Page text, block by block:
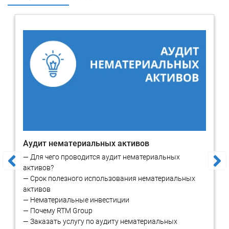
Мы предлагаем следующие услуги:
программным обеспечением и технологиями;
Оценка прав на использование программного
обеспечения и технологий;
Оценка интеллектуальной собственности, связанной с
защитой компьютерных программ;
Оценка технологий, используемых в производственных
собственность.
Мы уверены в своих профессиональных способностях,
которые позволят нам предоставить вам качественные
услуги в сфере оценки интеллектуальной собственности IT-
компаний. Оценка интеллектуальной собственности
позволит вашей компании определить защищенность ИС,
Аудит нематериальных активов
— Для чего проводится аудит нематериальных
активов?
— Срок полезного использования нематериальных
активов
— Нематериальные инвестиции
— Почему RTM Group
— Заказать услугу по аудиту нематериальных